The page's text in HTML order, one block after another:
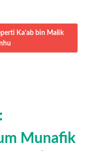
Ka'ab bin Malik
Munafik